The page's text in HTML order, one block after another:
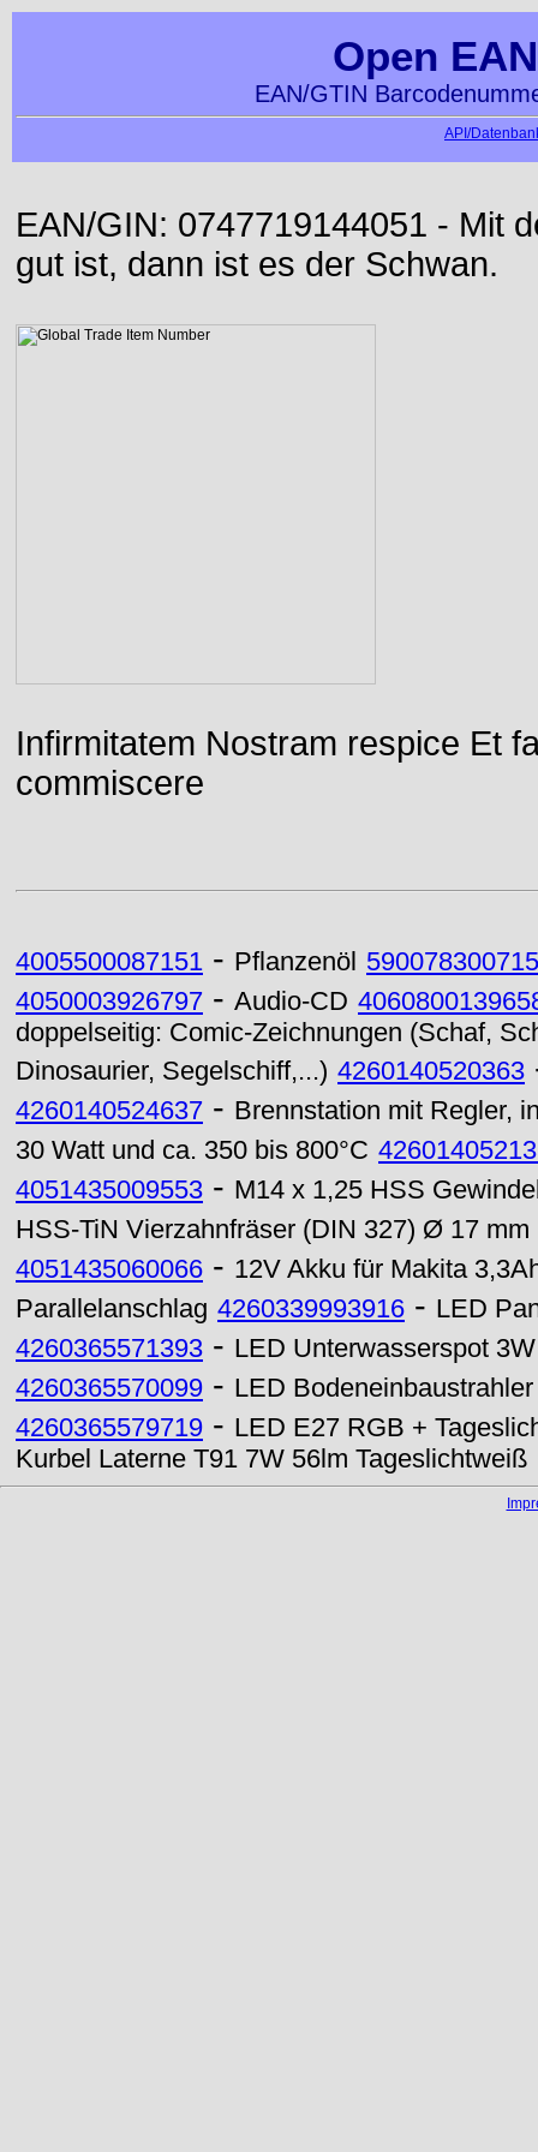
Open
EAN/GTIN
API/
EAN/GIN: 0747719144051 - Mit
gut ist, dann ist es der Schwan.
Infirmitatem Nostram respice Et
commiscere
4005500087151 - Pflanzenöl
4050003926797 - Audio-CD
doppelseitig: Comic-Zeichnungen (Schaf,
Dinosaurier, Segelschiff,...) 4260140520363
4260140524637 - Brennstation mit Regler,
30 Watt und ca. 350 bis 800°C
4051435009553 - M14 x 1,25 HSS
HSS-TiN Vierzahnfräser (DIN 327) Ø 17 mm
4051435060066 - 12V Akku für Makita
Parallelanschlag 4260339993916 - LED
4260365571393 - LED Unterwasserspot
4260365570099 - LED
4260365579719 - LED E27 RGB +
Kurbel Laterne T91 7W 56lm Tageslichtweiß